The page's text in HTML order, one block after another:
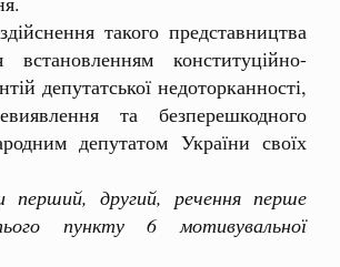
такого представництва
встановленням конституційно-
депутатської недоторканності,
та безперешкодного
депутатом України своїх
перший, другий, речення перше
пункту 6 мотивувальної